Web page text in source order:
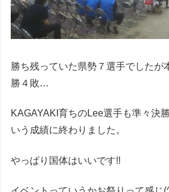
勝ち残っていた県勢７選手でしたが
勝４敗…
KAGAYAKI育ちのLee選手も準々決
いう成績に終わりました。
やっぱり国体はいいです!!